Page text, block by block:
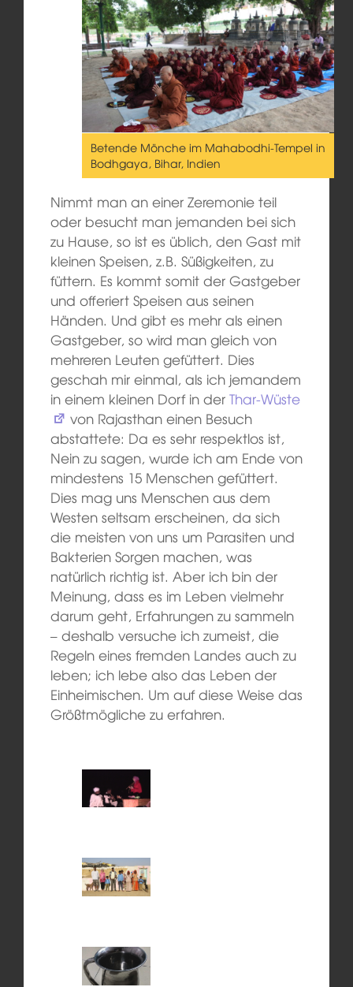
Betende Mönche im Mahabodhi-Tempel in
Bodhgaya, Bihar, Indien
Nimmt man an einer Zeremonie teil
oder besucht man jemanden bei sich
zu Hause, so ist es üblich, den Gast mit
kleinen Speisen, z.B. Süßigkeiten, zu
füttern. Es kommt somit der Gastgeber
und offeriert Speisen aus seinen
Händen. Und gibt es mehr als einen
Gastgeber, so wird man gleich von
mehreren Leuten gefüttert. Dies
geschah mir einmal, als ich jemandem
in einem kleinen Dorf in derThar-Wüste
von Rajasthan einen Besuch
abstattete: Da es sehr respektlos ist,
Nein zu sagen, wurde ich am Ende von
mindestens 15 Menschen gefüttert.
Dies mag uns Menschen aus dem
Westen seltsam erscheinen, da sich
die meisten von uns um Parasiten und
Bakterien Sorgen machen, was
natürlich richtig ist. Aber ich bin der
Meinung, dass es im Leben vielmehr
darum geht, Erfahrungen zu sammeln
– deshalb versuche ich zumeist, die
Regeln eines fremden Landes auch zu
leben; ich lebe also das Leben der
Einheimischen. Um auf diese Weise das
Größtmögliche zu erfahren.